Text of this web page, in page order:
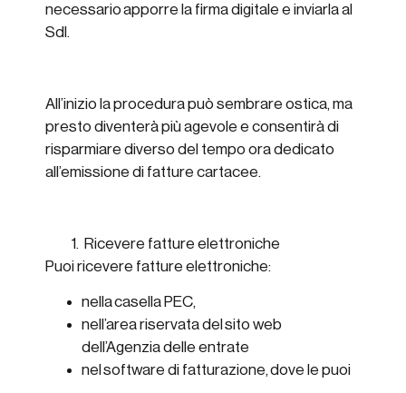
necessario apporre la firma digitale e inviarla al
SdI.
All’inizio la procedura può sembrare ostica, ma
presto diventerà più agevole e consentirà di
risparmiare diverso del tempo ora dedicato
all’emissione di fatture cartacee.
Ricevere fatture elettroniche
Puoi ricevere fatture elettroniche:
nella casella PEC,
nell’area riservata del sito web
dell’Agenzia delle entrate
nel software di fatturazione, dove le puoi